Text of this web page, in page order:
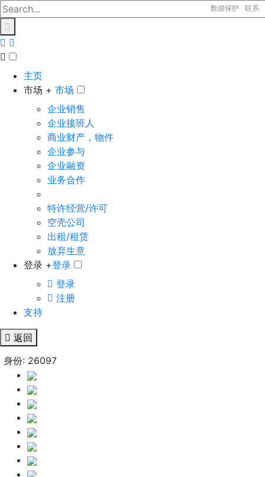
数据保护 联系
主页
市场 + 市场
企业销售
企业接班人
商业财产，物件
企业参与
企业融资
业务合作
特许经营/许可
空壳公司
出租/租赁
放弃生意
登录 +登录
登录
注册
支持
返回
身份: 26097